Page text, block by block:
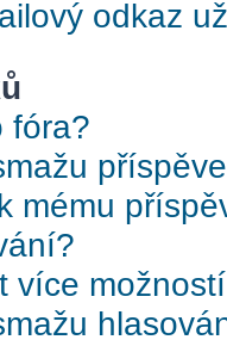
odkaz
fóra?
mému
více